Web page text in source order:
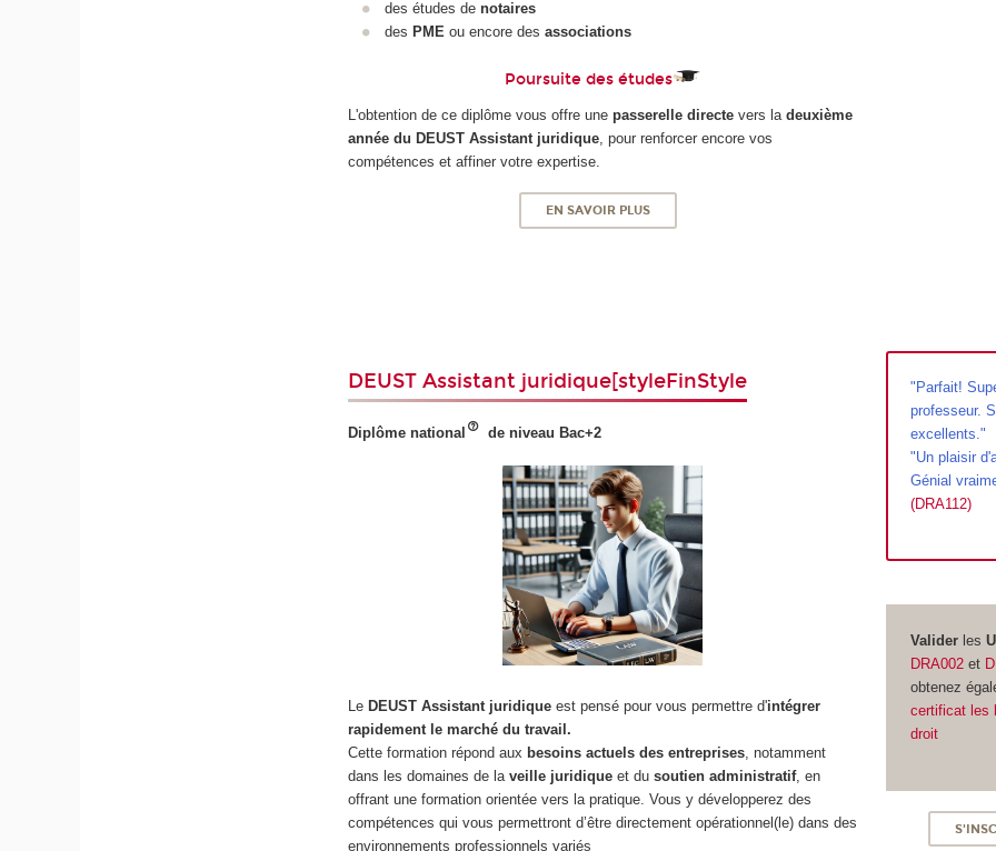
des études de notaires
des PMEou encore des associations
Poursuite des études
L'obtention de ce diplôme vous offre unepasserelle directe vers ladeuxième
année du DEUST Assistant juridique , pour renforcer encore vos
compétences et affiner votre expertise.
EN SAVOIR PLUS
DEUST Assistant juridique[styleFinStyle
Diplôme national de niveau Bac+2
Le DEUST Assistant juridiqueest pensé pour vous permettre d'intégrer
rapidement le marché du travail.
Cette formation répond aux besoins actuels des entreprises , notamment
dans les domaines de laveille juridique et dusoutien administratif, en
offrant une formation orientée vers la pratique. Vous y développerez des
compétences qui vous permettront d’être directement opérationnel(le) dans des
environnements professionnels variés
" Parfait!
professeur.
excellents."
"Un plaisir
Génial
(DRA112)
Valider les
DRA002 et
obtenez
certificat les
droit